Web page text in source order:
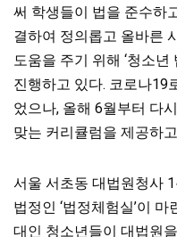
써 학생들이 법을 준수하
결하여 정의롭고 올바른
도움을 주기 위해 ‘청소
진행하고 있다. 코로나19
었으나, 올해 6월부터 다
맞는 커리큘럼을 제공하
서울 서초동 대법원청사
법정인 ‘법정체험실’이
대인 청소년들이 대법원